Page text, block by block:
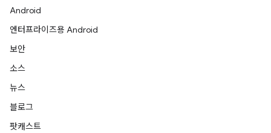
Android
엔터프라이즈용 Android
보안
소스
뉴스
블로그
팟캐스트